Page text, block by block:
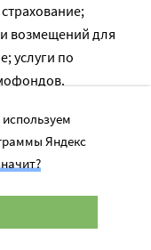
возмещений для
услуги по
его
без
это для
от штрафов
Яндекс